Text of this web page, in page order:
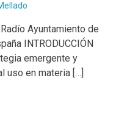
Ayuntamiento de
INTRODUCCIÓN
emergente y
uso en materia […]